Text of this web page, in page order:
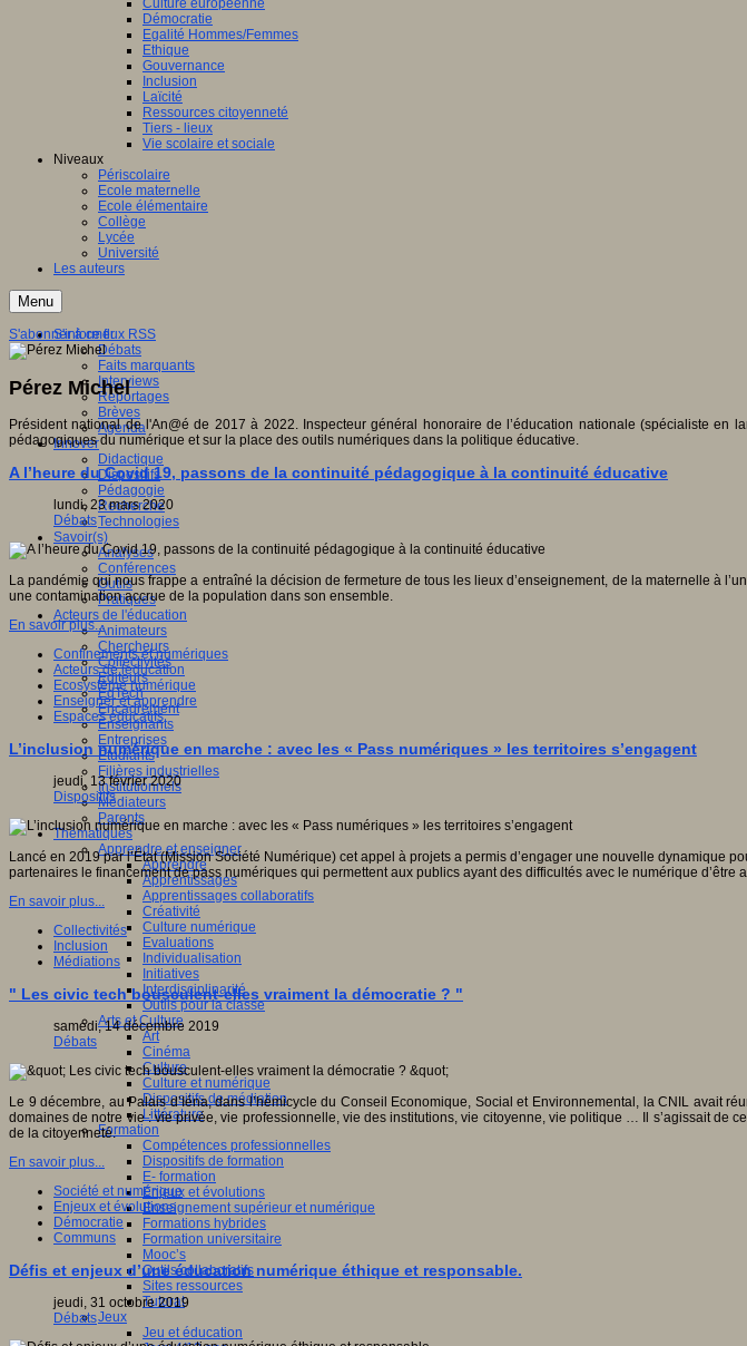
Culture européenne
Démocratie
Egalité Hommes/Femmes
Ethique
Gouvernance
Inclusion
Laïcité
Ressources citoyenneté
Tiers - lieux
Vie scolaire et sociale
Niveaux
Périscolaire
Ecole maternelle
Ecole élémentaire
Collège
Lycée
Université
Les auteurs
Menu
S'informer
Débats
Faits marquants
Interviews
Reportages
Brèves
Agenda
Innover
Didactique
Dispositifs
Pédagogie
Recherche
Technologies
Savoir(s)
Analyses
Conférences
Outils
Pratiques
Acteurs de l'éducation
Animateurs
Chercheurs
Collectivités
Editeurs
EdTech
Encadrement
Enseignants
Entreprises
Etudiants
Filières industrielles
Institutionnels
Médiateurs
Parents
Thématiques
Apprendre et enseigner
Apprendre
Apprentissages
Apprentissages collaboratifs
Créativité
Culture numérique
Evaluations
Individualisation
Initiatives
Interdisciplinarité
Outils pour la classe
Arts et Culture
Art
Cinéma
Culture
Culture et numérique
Dispositifs de médiation
Littérature
Formation
Compétences professionnelles
Dispositifs de formation
E- formation
Enjeux et évolutions
Enseignement supérieur et numérique
Formations hybrides
Formation universitaire
Mooc’s
Outils collaboratifs
Sites ressources
Tutorat
Jeux
Jeu et éducation
S'abonner à ce flux RSS
Pérez Michel
Président national de l'An@é de 2017 à 2022. Inspecteur général honoraire de l’éducation nationale (spécialiste
pédagogiques du numérique et sur la place des outils numériques dans la politique éducative.
A l’heure du Covid 19, passons de la continuité pédagogique à la continuité éducative
lundi, 23 mars 2020
Débats
La pandémie qui nous frappe a entraîné la décision de fermeture de tous les lieux d’enseignement, de la maternelle à
une contamination accrue de la population dans son ensemble.
En savoir plus...
Confinements et numériques
Acteurs de leducation
Ecosystème numérique
Enseigner et apprendre
Espaces éducatifs
L’inclusion numérique en marche : avec les « Pass numériques » les territoires s’engagent
jeudi, 13 février 2020
Dispositifs
Lancé en 2019 par l’État (Mission Société Numérique) cet appel à projets a permis d’engager une nouvelle
partenaires le financement de pass numériques qui permettent aux publics ayant des difficultés avec le numérique
En savoir plus...
Collectivités
Inclusion
Médiations
" Les civic tech bousculent-elles vraiment la démocratie ? "
samedi, 14 décembre 2019
Débats
Le 9 décembre, au Palais d’Iéna, dans l’hémicycle du Conseil Economique, Social et Environnemental, la CNIL avait
domaines de notre vie : vie privée, vie professionnelle, vie des institutions, vie citoyenne, vie politique … Il s’agissait de
de la citoyenneté.
En savoir plus...
Société et numérique
Enjeux et évolutions
Démocratie
Communs
Défis et enjeux d’une éducation numérique éthique et responsable.
jeudi, 31 octobre 2019
Débats